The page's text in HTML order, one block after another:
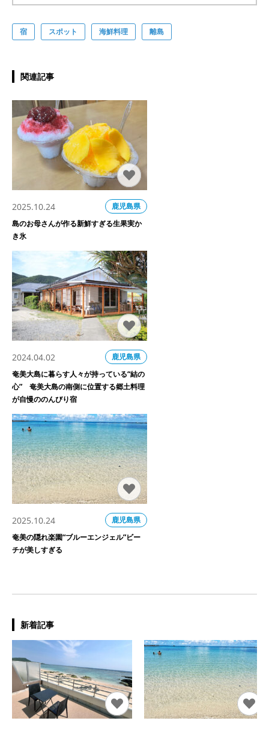
宿 スポット 海鮮料理 離島
関連記事
2025.10.24
鹿児島県
島のお母さんが作る新鮮すぎる生果実か
き氷
2024.04.02
鹿児島県
奄美大島に暮らす人々が持っている“結の
心” 奄美大島の南側に位置する郷土料理
が自慢ののんびり宿
2025.10.24
鹿児島県
奄美の隠れ楽園“ブルーエンジェル”ビー
チが美しすぎる
新着記事